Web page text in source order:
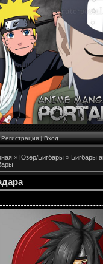
Регистрация|Вход
» Юзер/Бигбары » Бигбары